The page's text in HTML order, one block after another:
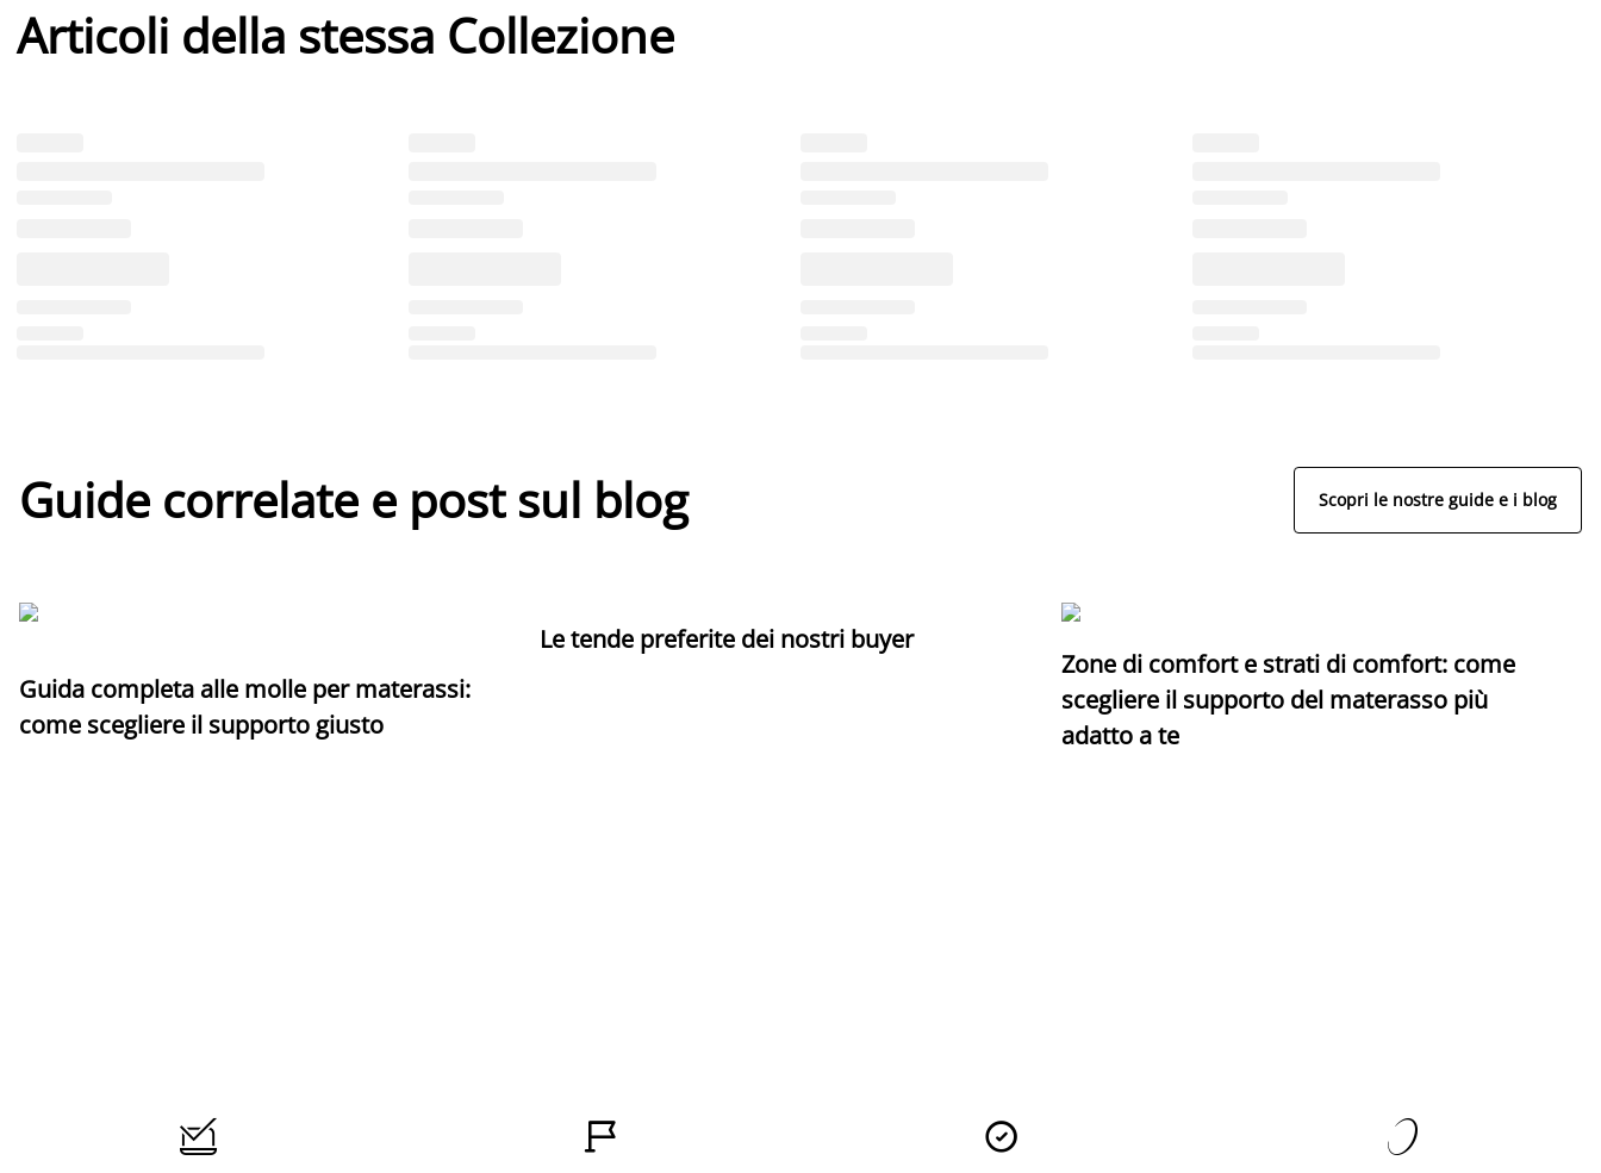
Articoli della stessa Collezione
Guide correlate e post sul blog Scopri le nostre guide e i blog
Guida completa alle molle per materassi:
come scegliere il supporto giusto
Le tende preferite dei nostri buyer
Zone di comfort e strati di comfort: come
scegliere il supporto del materasso più
adatto a te
   